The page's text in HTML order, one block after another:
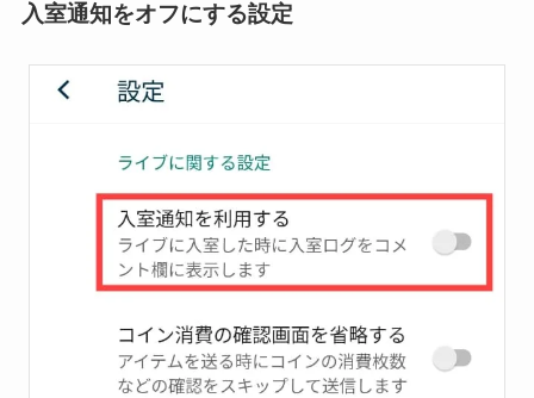
入室通知をオフにする設定